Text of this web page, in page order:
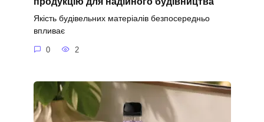
Якість будівельних матеріалів безпосередньо
впливає
0 2